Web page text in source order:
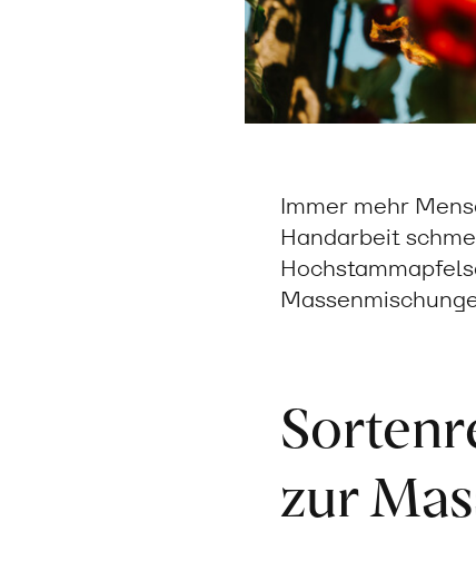
Immer mehr
Handarbeit
zur